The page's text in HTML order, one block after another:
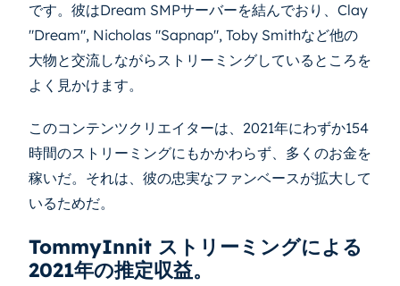
です。彼はDream SMPサーバーを結んでおり、Clay
"Dream", Nicholas "Sapnap", Toby Smithなど他の
大物と交流しながらストリーミングしているところを
よく見かけます。
このコンテンツクリエイターは、2021年にわずか154
時間のストリーミングにもかかわらず、多くのお金を
稼いだ。それは、彼の忠実なファンベースが拡大して
いるためだ。
TommyInnit ストリーミングによる
2021年の推定収益。